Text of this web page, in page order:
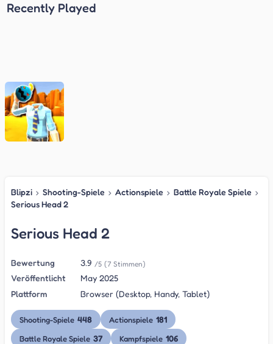
Recently Played
Blipzi › Shooting-Spiele › Actionspiele › Battle Royale Spiele ›
Serious Head 2
Serious Head 2
Bewertung 3.9 /5 (7 Stimmen)
Veröffentlicht
May 2025
Plattform
Browser (Desktop, Handy, Tablet)
Shooting-Spiele 448 Actionspiele 181
Battle Royale Spiele 37 Kampfspiele 106